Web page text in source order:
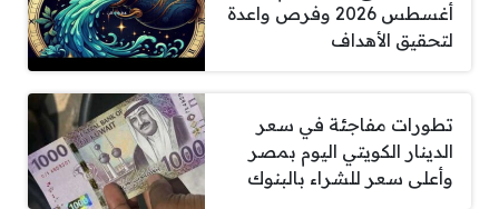
أغسطس 2026 وفرص واعدة
لتحقيق الأهداف
تطورات مفاجئة في سعر
الدينار الكويتي اليوم بمصر
وأعلى سعر للشراء بالبنوك